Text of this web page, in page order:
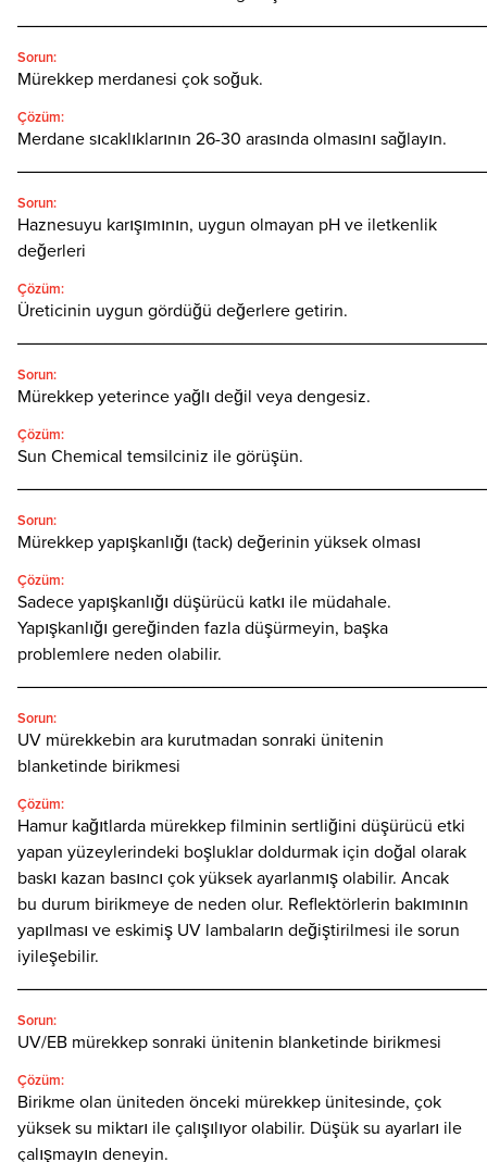
Sorun:
Mürekkep merdanesi çok soğuk.
Çözüm:
Merdane sıcaklıklarının 26-30 arasında olmasını sağlayın.
Sorun:
Haznesuyu karışımının, uygun olmayan pH ve iletkenlik
değerleri
Çözüm:
Üreticinin uygun gördüğü değerlere getirin.
Sorun:
Mürekkep yeterince yağlı değil veya dengesiz.
Çözüm:
Sun Chemical temsilciniz ile görüşün.
Sorun:
Mürekkep yapışkanlığı (tack) değerinin yüksek olması
Çözüm:
Sadece yapışkanlığı düşürücü katkı ile müdahale.
Yapışkanlığı gereğinden fazla düşürmeyin, başka
problemlere neden olabilir.
Sorun:
UV mürekkebin ara kurutmadan sonraki ünitenin
blanketinde birikmesi
Çözüm:
Hamur kağıtlarda mürekkep filminin sertliğini düşürücü etki
yapan yüzeylerindeki boşluklar doldurmak için doğal olarak
baskı kazan basıncı çok yüksek ayarlanmış olabilir. Ancak
bu durum birikmeye de neden olur. Reflektörlerin bakımının
yapılması ve eskimiş UV lambaların değiştirilmesi ile sorun
iyileşebilir.
Sorun:
UV/EB mürekkep sonraki ünitenin blanketinde birikmesi
Çözüm:
Birikme olan üniteden önceki mürekkep ünitesinde, çok
yüksek su miktarı ile çalışılıyor olabilir. Düşük su ayarları ile
çalışmayın deneyin.